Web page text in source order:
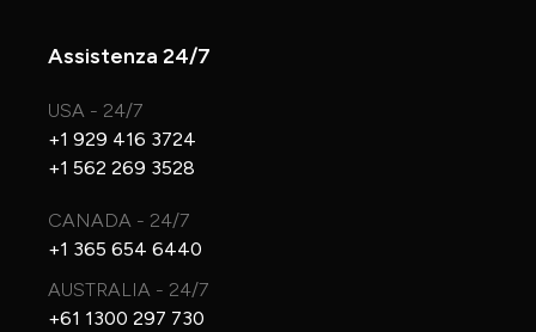
Assistenza 24/7
USA - 24/7
+1 929 416 3724
+1 562 269 3528
CANADA - 24/7
+1 365 654 6440
AUSTRALIA - 24/7
+61 1300 297 730